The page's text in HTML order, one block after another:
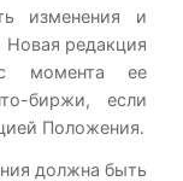
изменения и
редакция
момента ее
биржи, если
Положения.
должна быть